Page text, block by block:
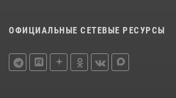
ОФИЦИАЛЬНЫЕ СЕТЕВЫЕ РЕСУРСЫ